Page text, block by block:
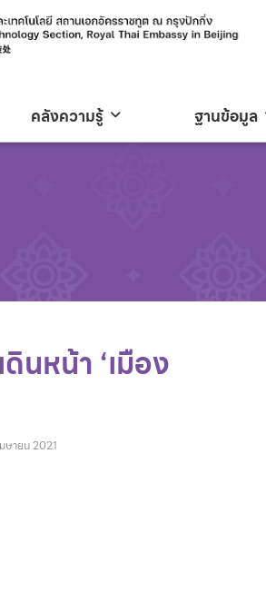
คลังความรู้ ฐานข้อมูล
นหน้า ‘เมือง
ษายน 2021